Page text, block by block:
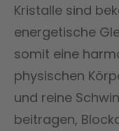
Kristalle sind
energetische
somit eine
physischen
und reine
beitragen,